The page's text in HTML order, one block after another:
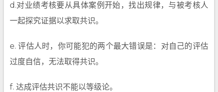
d.对业绩考核要从具体案例开始，找出规律，与被考核人
一起探究证据以求取共识。
e. 评估人时，你可能犯的两个最大错误是：对自己的评估
过度自信，无法取得共识。
f. 达成评估共识不能以等级论。